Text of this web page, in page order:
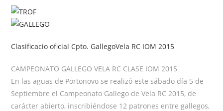
Clasificacio oficial Cpto. GallegoVela RC IOM 2015
CAMPEONATO GALLEGO VELA RC CLASE IOM 2015
En las aguas de Portonovo se realizó este sábado día 5 de
Septiembre el Campeonato Gallego de Vela RC 2015, de
carácter abierto, inscribiéndose 12 patrones entre gallegos,